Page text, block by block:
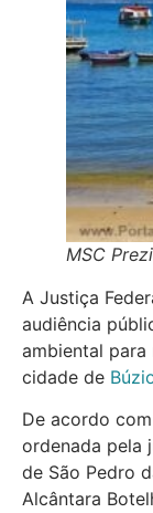
MSC
A Justiça
audiência
ambiental
cidade de
De acordo
ordenada pela
de São Pedro
Alcântara